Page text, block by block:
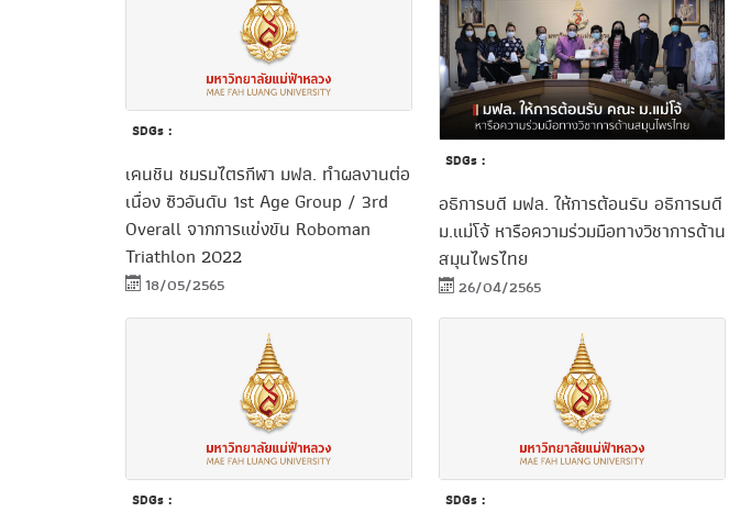
SDGs :
เคนชิน ชมรมไตรกีฬา มฟล. ทำผลงานต่อ
เนื่อง ซิวอันดับ 1st Age Group / 3rd
Overall จากการแข่งขัน Roboman
Triathlon 2022
18/05/2565
SDGs :
อธิการบดี มฟล. ให้การต้อนรับ อธิการบดี
ม.แม่โจ้ หารือความร่วมมือทางวิชาการด้าน
สมุนไพรไทย
26/04/2565
SDGs : SDGs :